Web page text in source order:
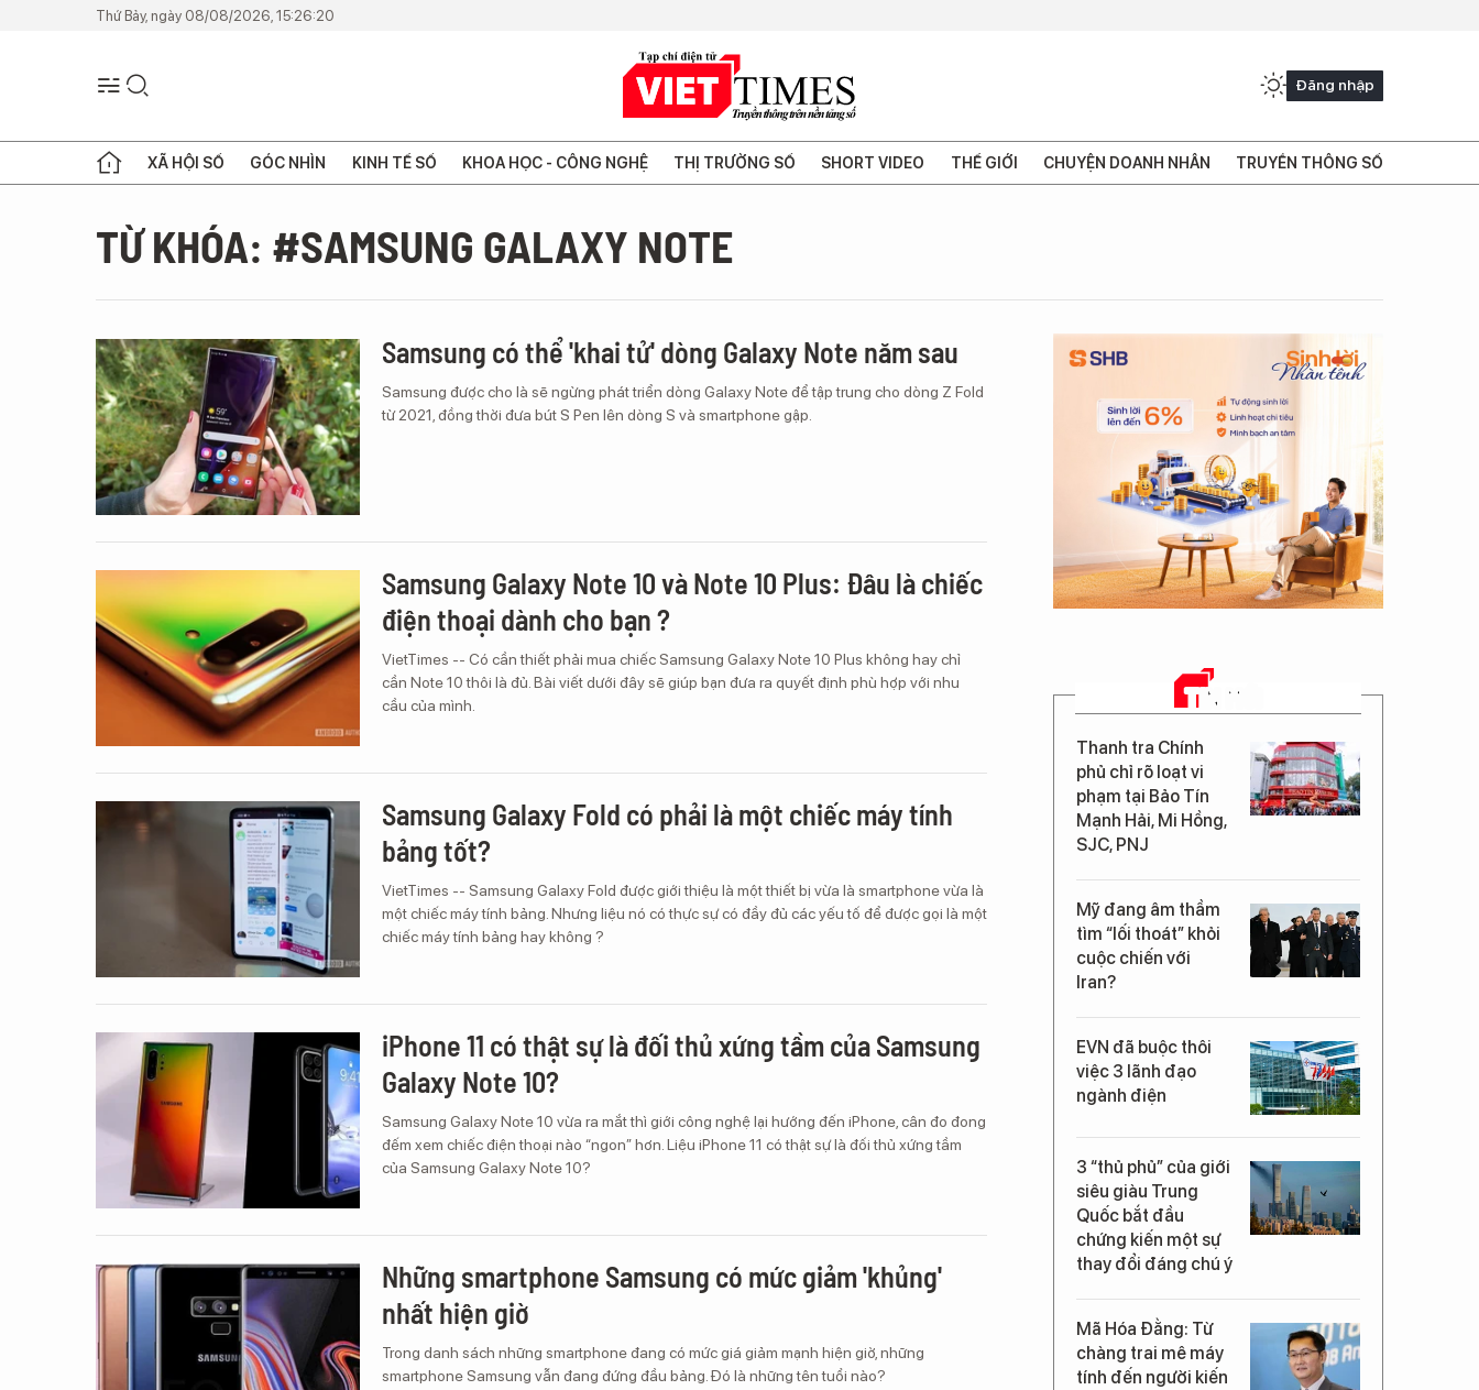
Thứ Bảy, ngày 08/08/2026, 15:26:20
Đăng nhập
XÃ HỘI SỐ GÓC NHÌN KINH TẾ SỐ KHOA HỌC - CÔNG NGHỆ THỊ TRƯỜNG SỐ SHORT VIDEO THẾ GIỚI CHUYỆN DOANH NHÂN TRUYỀN THÔNG SỐ
TỪ KHÓA: #SAMSUNG GALAXY NOTE
Samsung có thể 'khai tử' dòng Galaxy Note năm sau
Samsung được cho là sẽ ngừng phát triển dòng Galaxy Note để tập trung cho dòng Z Fold
từ 2021, đồng thời đưa bút S Pen lên dòng S và smartphone gập.
Samsung Galaxy Note 10 và Note 10 Plus: Đâu là chiếc
điện thoại dành cho bạn ?
VietTimes -- Có cần thiết phải mua chiếc Samsung Galaxy Note 10 Plus không hay chỉ
cần Note 10 thôi là đủ. Bài viết dưới đây sẽ giúp bạn đưa ra quyết định phù hợp với nhu
cầu của mình.
Samsung Galaxy Fold có phải là một chiếc máy tính
bảng tốt?
VietTimes -- Samsung Galaxy Fold được giới thiệu là một thiết bị vừa là smartphone vừa là
một chiếc máy tính bảng. Nhưng liệu nó có thực sự có đầy đủ các yếu tố để được gọi là một
chiếc máy tính bảng hay không ?
iPhone 11 có thật sự là đối thủ xứng tầm của Samsung
Galaxy Note 10?
Samsung Galaxy Note 10 vừa ra mắt thì giới công nghệ lại hướng đến iPhone, cân đo đong
đếm xem chiếc điện thoại nào “ngon” hơn. Liệu iPhone 11 có thật sự là đối thủ xứng tầm
của Samsung Galaxy Note 10?
Những smartphone Samsung có mức giảm 'khủng'
nhất hiện giờ
Trong danh sách những smartphone đang có mức giá giảm mạnh hiện giờ, những
smartphone Samsung vẫn đang đứng đầu bảng. Đó là những tên tuổi nào?
TIN MỚI
Thanh tra Chính
phủ chỉ rõ loạt vi
phạm tại Bảo Tín
Mạnh Hải, Mi Hồng,
SJC, PNJ
Mỹ đang âm thầm
tìm “lối thoát” khỏi
cuộc chiến với
Iran?
EVN đã buộc thôi
việc 3 lãnh đạo
ngành điện
3 “thủ phủ” của giới
siêu giàu Trung
Quốc bắt đầu
chứng kiến một sự
thay đổi đáng chú ý
Mã Hóa Đằng: Từ
chàng trai mê máy
tính đến người kiến